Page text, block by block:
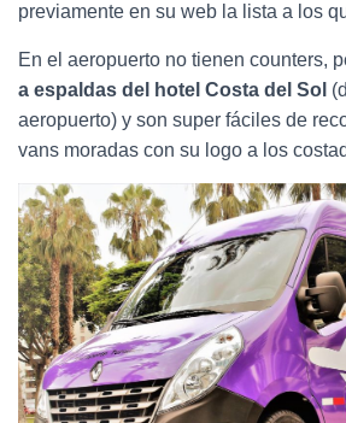
previamente en su web la lista a los
En el aeropuerto no tienen counters,
a espaldas del hotel Costa del Sol
aeropuerto) y son super fáciles de
vans moradas con su logo a los